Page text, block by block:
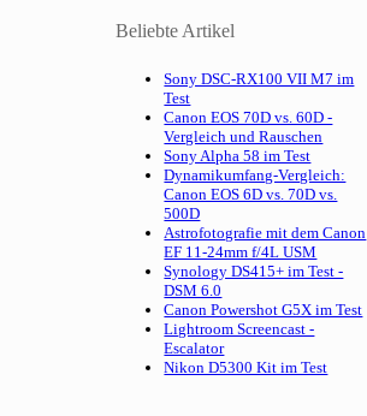
Beliebte Artikel
Sony DSC-RX100 VII M7 im
Test
Canon EOS 70D vs. 60D -
Vergleich und Rauschen
Sony Alpha 58 im Test
Dynamikumfang-Vergleich:
Canon EOS 6D vs. 70D vs.
500D
Astrofotografie mit dem Canon
EF 11-24mm f/4L USM
Synology DS415+ im Test -
DSM 6.0
Canon Powershot G5X im Test
Lightroom Screencast -
Escalator
Nikon D5300 Kit im Test